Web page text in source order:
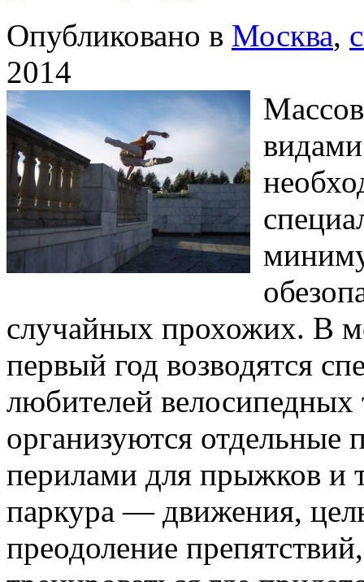
Опубликовано в Москва,
2014
случайных прохожих. В
первый год возводятся
любителей
организуются
перилами для прыжков и
паркура — движения,
преодоление